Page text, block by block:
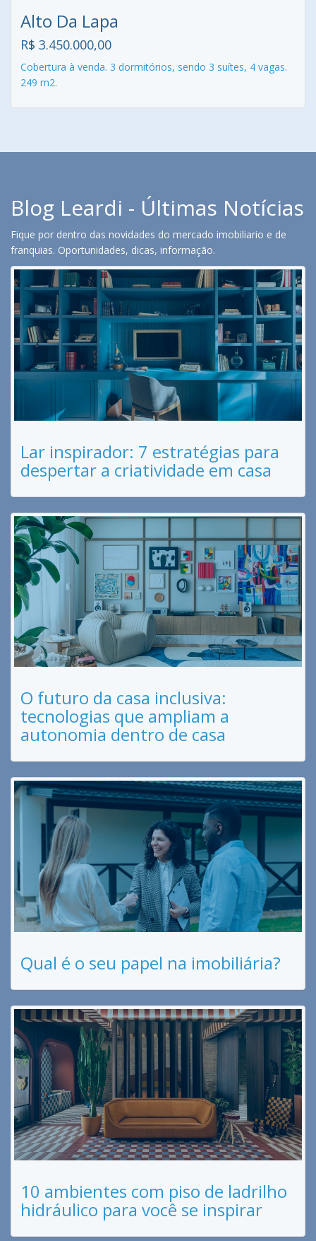
Alto Da Lapa
R$ 3.450.000,00
Cobertura à venda. 3 dormitórios, sendo 3 suítes, 4 vagas.
249 m2.
Blog Leardi - Últimas Notícias
Fique por dentro das novidades do mercado imobiliario e de
franquias. Oportunidades, dicas, informação.
Lar inspirador: 7 estratégias para
despertar a criatividade em casa
O futuro da casa inclusiva:
tecnologias que ampliam a
autonomia dentro de casa
Qual é o seu papel na imobiliária?
10 ambientes com piso de ladrilho
hidráulico para você se inspirar